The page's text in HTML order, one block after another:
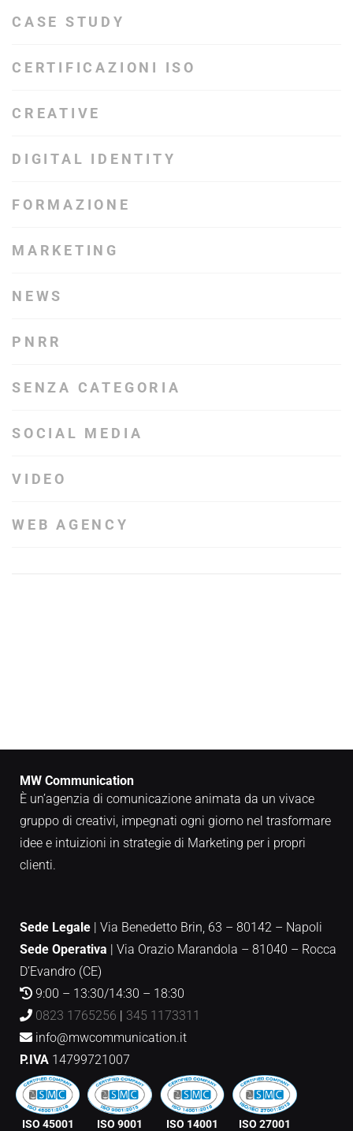
CASE STUDY
CERTIFICAZIONI ISO
CREATIVE
DIGITAL IDENTITY
FORMAZIONE
MARKETING
NEWS
PNRR
SENZA CATEGORIA
SOCIAL MEDIA
VIDEO
WEB AGENCY
MW Communication
È un’agenzia di comunicazione animata da un vivace
gruppo di creativi, impegnati ogni giorno nel trasformare
idee e intuizioni in strategie di Marketing per i propri
clienti.
Sede Legale | Via Benedetto Brin, 63 – 80142 – Napoli
Sede Operativa
Via Orazio Marandola – 81040 – Rocca
D’Evandro (CE)
9:00 – 13:30/14:30 – 18:30
0823 1765256
345 1173311
info@mwcommunication.it
P.IVA 14799721007
ISO 45001 ISO 9001 ISO 14001 ISO 27001